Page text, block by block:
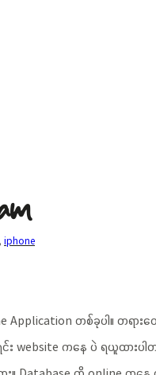
, iphone
Application တစ်ခုပါ။ တရာ
website ကနေ ပဲ ရယူထားပါတ